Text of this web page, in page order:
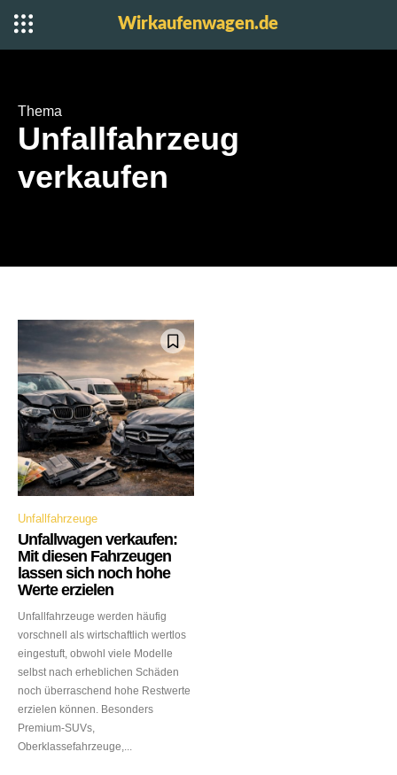
Wirkaufenwagen.de
Thema
Unfallfahrzeug
verkaufen
Unfallfahrzeuge
Unfallwagen verkaufen:
Mit diesen Fahrzeugen
lassen sich noch hohe
Werte erzielen
Unfallfahrzeuge werden häufig
vorschnell als wirtschaftlich wertlos
eingestuft, obwohl viele Modelle
selbst nach erheblichen Schäden
noch überraschend hohe Restwerte
erzielen können. Besonders
Premium-SUVs,
Oberklassefahrzeuge,...